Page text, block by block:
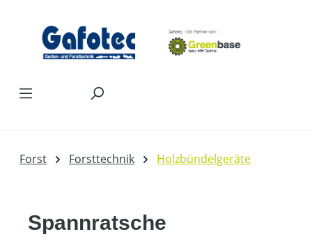
Forst Forsttechnik Holzbündelgeräte
Spannratsche